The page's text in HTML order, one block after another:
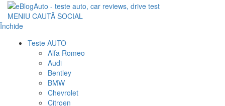
MENIU CAUTĂ SOCIAL
Închide
Teste AUTO
Alfa Romeo
Audi
Bentley
BMW
Chevrolet
Citroen